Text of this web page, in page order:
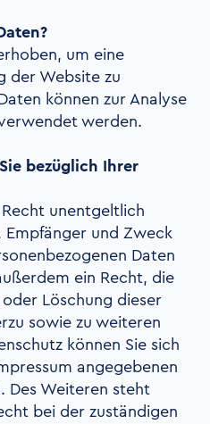
um eine
der Website zu
können zur Analyse
werden.
bezüglich Ihrer
unentgeltlich
und Zweck
Daten
ein Recht, die
Löschung dieser
sowie zu weiteren
können Sie sich
angegebenen
Des Weiteren steht
bei der zuständigen